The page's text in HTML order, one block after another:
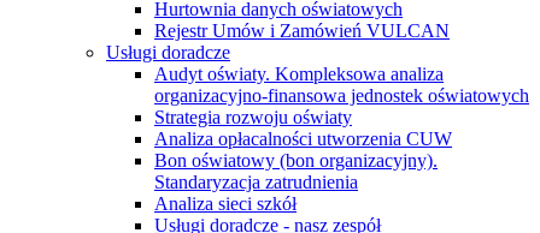
Hurtownia danych oświatowych
Rejestr Umów i Zamówień VULCAN
Usługi doradcze
Audyt oświaty. Kompleksowa analiza
organizacyjno-finansowa jednostek oświatowych
Strategia rozwoju oświaty
Analiza opłacalności utworzenia CUW
Bon oświatowy (bon organizacyjny).
Standaryzacja zatrudnienia
Analiza sieci szkół
Usługi doradcze - nasz zespół